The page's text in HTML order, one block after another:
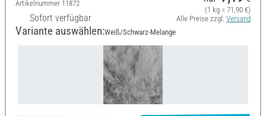
Artikelnummer 11872
Sofort verfügbar
(1 kg = 71,90 €)
Alle Preise zzgl. Versand
Variante auswählen:Weiß/Schwarz-Melange